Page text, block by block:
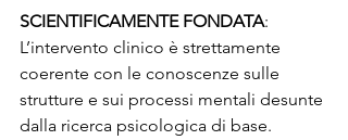
SCIENTIFICAMENTE FONDATA:
L’intervento clinico è strettamente
coerente con le conoscenze sulle
strutture e sui processi mentali desunte
dalla ricerca psicologica di base.